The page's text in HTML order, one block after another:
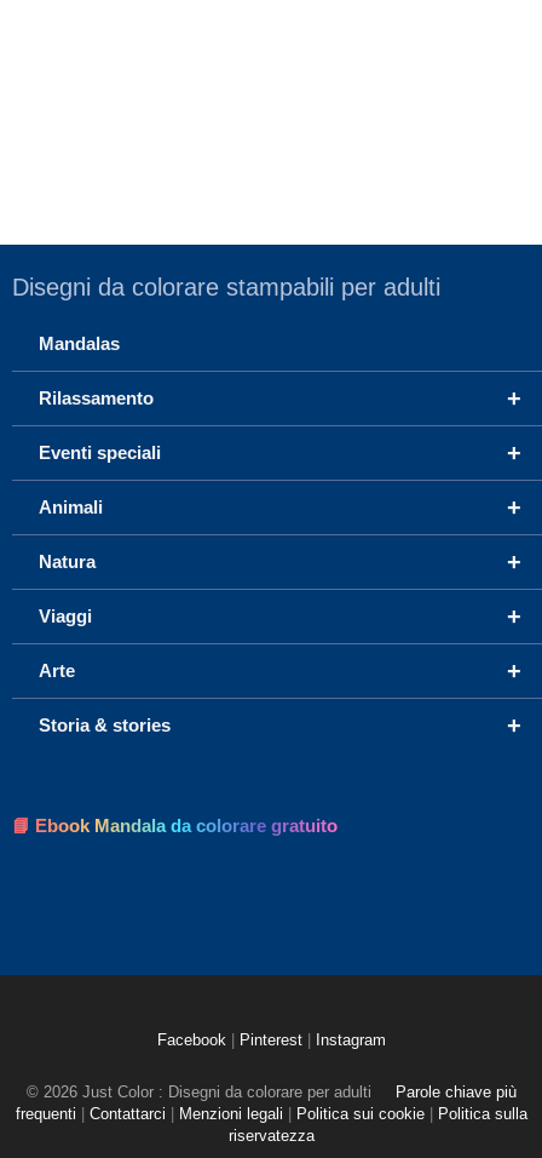
Disegni da colorare stampabili per adulti
Mandalas
+
Rilassamento
+
Eventi speciali
+
Animali
+
Natura
+
Viaggi
+
Arte
+
Storia & stories
📘 Ebook Mandala da colorare gratuito
Facebook Pinterest Instagram
© 2026 Just Color : Disegni da colorare per adulti
Parole chiave più
frequenti
Contattarci Menzioni legali Politica sui cookie
Politica sulla
riservatezza